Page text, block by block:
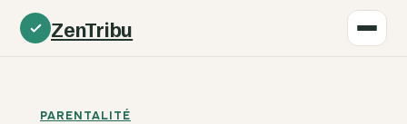
ZenTribu
PARENTALITÉ